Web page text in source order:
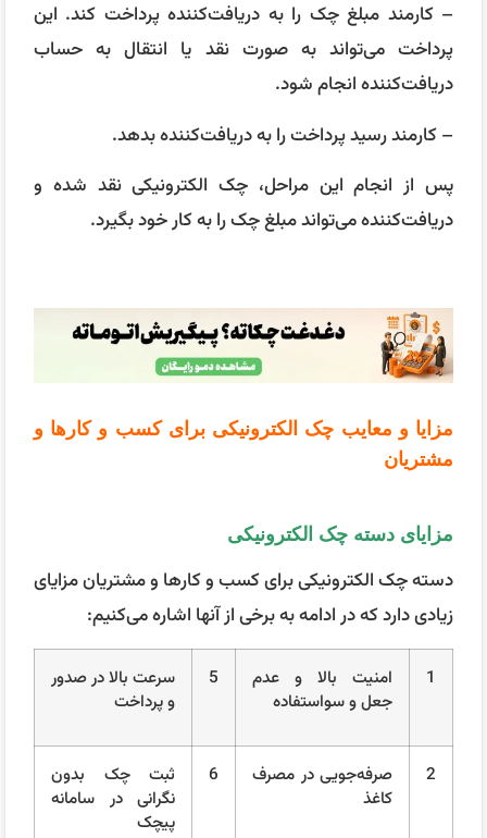
– کارمند مبلغ چک را به دریافت‌کننده پرداخت کند. این
پرداخت می‌تواند به صورت نقد یا انتقال به حساب
دریافت‌کننده انجام شود.
– کارمند رسید پرداخت را به دریافت‌کننده بدهد.
پس از انجام این مراحل، چک الکترونیکی نقد شده و
دریافت‌کننده می‌تواند مبلغ چک را به کار خود بگیرد.
مزایا و معایب چک الکترونیکی برای کسب و کارها و
مشتریان
مزایای دسته چک الکترونیکی
دسته چک الکترونیکی برای کسب و کارها و مشتریان مزایای
زیادی دارد که در ادامه به برخی از آنها اشاره می‌کنیم:
1
امنیت بالا و عدم
جعل و سواستفاده
5
سرعت بالا در صدور
و پرداخت
2
صرفه‌جویی در مصرف
کاغذ
6
ثبت چک بدون
نگرانی در سامانه
پیچک